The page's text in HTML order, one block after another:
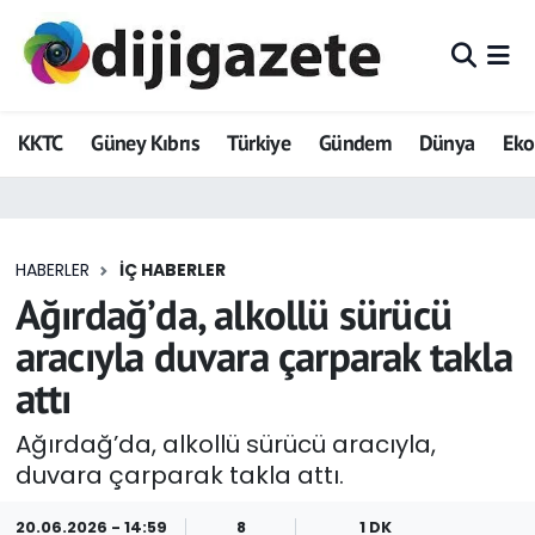
KKTC Güney Kıbrıs Türkiye Gündem Dünya
HABERLER İÇ HABERLER
Ağırdağ’da, alkollü sürücü
aracıyla duvara çarparak takla
attı
Ağırdağ’da, alkollü sürücü aracıyla,
duvara çarparak takla attı.
20.06.2026 - 14:59 8 1 DK
ADVERTORIAL
Dijigazete
Eğitim
Ekonomi
Foto Galeri
GEZİ
Güncel
Hava Durumu
Trafik Durumu
Tüm Manşetler
Son Dakika Haberleri
Haber Arşivi